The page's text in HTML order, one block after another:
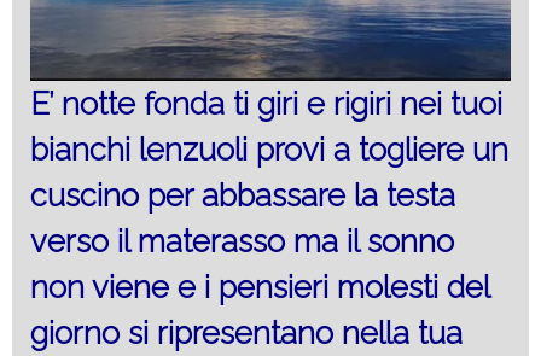
E’ notte fonda ti giri e rigiri nei tuoi
bianchi lenzuoli provi a togliere un
cuscino per abbassare la testa
verso il materasso ma il sonno
non viene e i pensieri molesti del
giorno si ripresentano nella tua